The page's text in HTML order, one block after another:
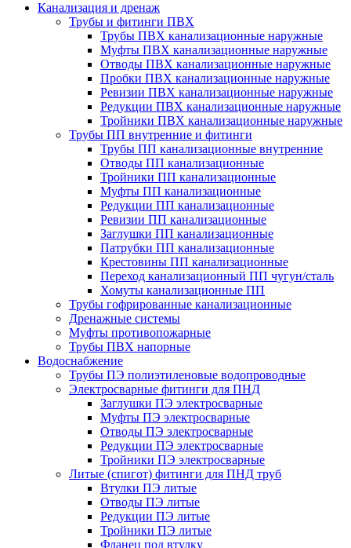
Канализация и дренаж
Трубы и фитинги ПВХ
Трубы ПВХ канализационные наружные
Муфты ПВХ канализационные наружные
Отводы ПВХ канализационные наружные
Пробки ПВХ канализационные наружные
Ревизии ПВХ канализационные наружные
Редукции ПВХ канализационные наружные
Тройники ПВХ канализационные наружные
Трубы ПП внутренние и фитинги
Трубы ПП канализационные внутренние
Отводы ПП канализационные
Тройники ПП канализационные
Муфты ПП канализационные
Редукции ПП канализационные
Ревизии ПП канализационные
Заглушки ПП канализационные
Патрубки ПП канализационные
Крестовины ПП канализационные
Переход канализационный ПП чугун/сталь
Хомуты канализационные ПП
Трубы гофрированные канализационные
Дренажные системы
Муфты противопожарные
Трубы ПВХ напорные
Водоснабжение
Трубы ПЭ полиэтиленовые водопроводные
Электросварные фитинги для ПНД
Заглушки ПЭ электросварные
Муфты ПЭ электросварные
Отводы ПЭ электросварные
Редукции ПЭ электросварные
Тройники ПЭ электросварные
Литые (спигот) фитинги для ПНД труб
Втулки ПЭ литые
Отводы ПЭ литые
Редукции ПЭ литые
Тройники ПЭ литые
Фланец под втулку